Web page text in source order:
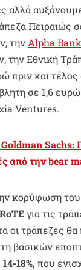
αλλά
Πειραιώς
την Alpha Bank
την Εθνική
πριν και
σε 1,6
Ventures.
Goldman Sachs:
από την bear
κορύφωση του
RoTEγια τις
οι τράπεζες
βασικών
14-18%, που